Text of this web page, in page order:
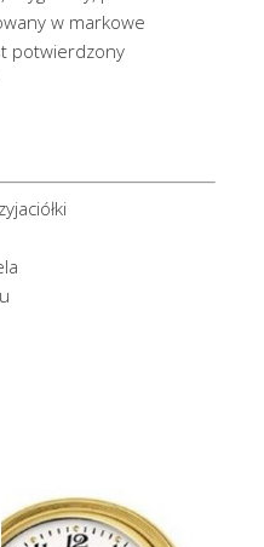
w markowe
potwierdzony